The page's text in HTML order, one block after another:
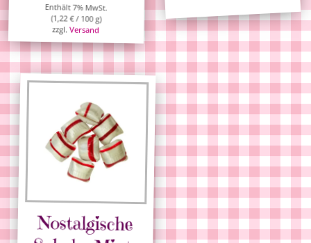
Enthält 7% MwSt.
(1,22€/ 100 g)
zzgl.Versand
Nostalgische
Schoko-Mint-